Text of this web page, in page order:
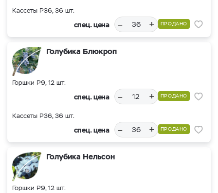
Кассеты Р36, 36 шт.
спец. цена – + ПРОДАНО
Голубика Блюкроп
Горшки Р9, 12 шт.
спец. цена – + ПРОДАНО
Кассеты Р36, 36 шт.
спец. цена – + ПРОДАНО
Голубика Нельсон
Горшки Р9, 12 шт.